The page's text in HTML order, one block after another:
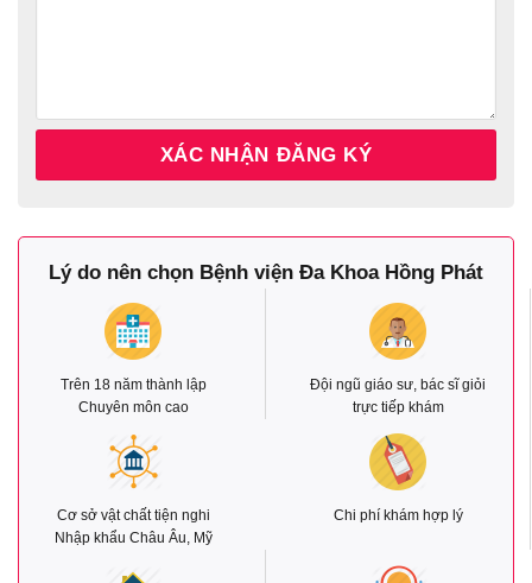
Lý do nên chọn Bệnh viện Đa Khoa Hồng Phát
Trên 18 năm thành lập
Chuyên môn cao
Đội ngũ giáo sư, bác sĩ giỏi
trực tiếp khám
Cơ sở vật chất tiện nghi
Nhập khẩu Châu Âu, Mỹ
Chi phí khám hợp lý